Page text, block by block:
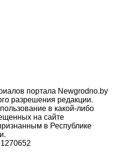
портала Newgrodno.by
разрешения редакции.
в какой-либо
на сайте
в Республике